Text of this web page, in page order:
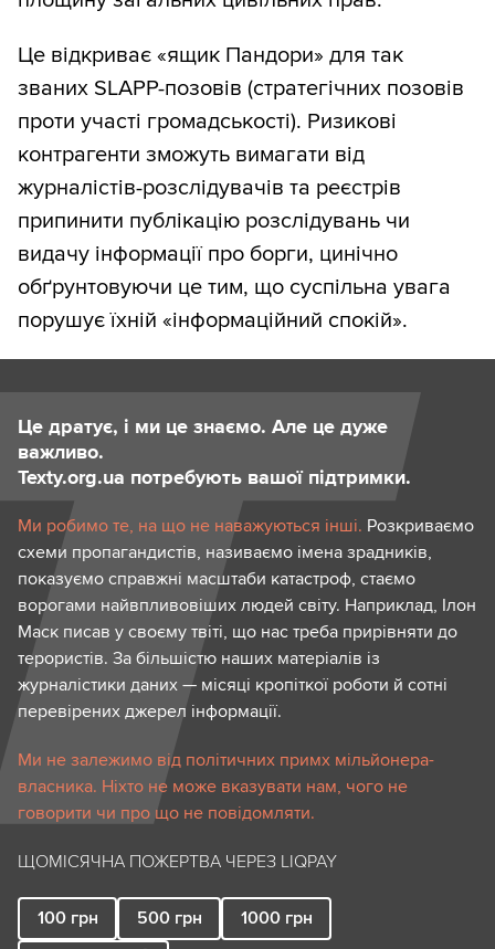
Це відкриває «ящик Пандори» для так
званих SLAPP-позовів (стратегічних позовів
проти участі громадськості). Ризикові
контрагенти зможуть вимагати від
журналістів-розслідувачів та реєстрів
припинити публікацію розслідувань чи
видачу інформації про борги, цинічно
обґрунтовуючи це тим, що суспільна увага
порушує їхній «інформаційний спокій».
Це дратує, і ми це знаємо. Але це дуже
важливо.
Texty.org.ua потребують вашої підтримки.
Ми робимо те, на що не наважуються інші. Розкриваємо
схеми пропагандистів, називаємо імена зрадників,
показуємо справжні масштаби катастроф, стаємо
ворогами найвпливовіших людей світу. Наприклад, Ілон
Маск писав у своєму твіті, що нас треба прирівняти до
терористів. За більшістю наших матеріалів із
журналістики даних — місяці кропіткої роботи й сотні
перевірених джерел інформації.
Ми не залежимо від політичних примх мільйонера-
власника. Ніхто не може вказувати нам, чого не
говорити чи про що не повідомляти.
ЩОМІСЯЧНА ПОЖЕРТВА ЧЕРЕЗ LIQPAY
100 грн 500 грн 1000 грн